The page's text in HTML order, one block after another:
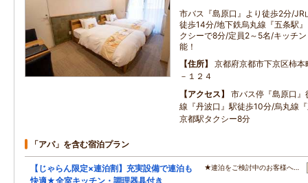
市バス『島原口』より徒歩2分/
徒歩14分/地下鉄烏丸線『五条駅
クシーで8分/定員2～5名/キッチ
能！
住所
京都府京都市下京区柿
－１２４
アクセス
市バス停『島原口
線『丹波口』駅徒歩10分/烏丸線
京都駅タクシー8分
「アパ」を含む宿泊プラン
【じゃらん限定×連泊割】充実設備で連泊も
快適★全室キッチン・調理器具付き
★連泊をご検討中のお客様へ…